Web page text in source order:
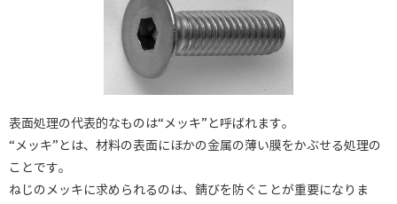
表面処理の代表的なものは“メッキ”と呼ばれます。
“メッキ”とは、材料の表面にほかの金属の薄い膜をかぶせる処理の
ことです。
ねじのメッキに求められるのは、錆びを防ぐことが重要になりま